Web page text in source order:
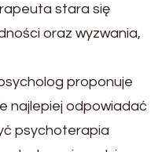
stara się
oraz wyzwania,
proponuje
najlepiej odpowiadać
psychoterapia